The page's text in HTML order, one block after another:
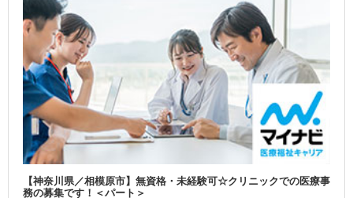
【神奈川県／相模原市】無資格・未経験可☆クリニックでの医療事
務の募集です！＜パート＞